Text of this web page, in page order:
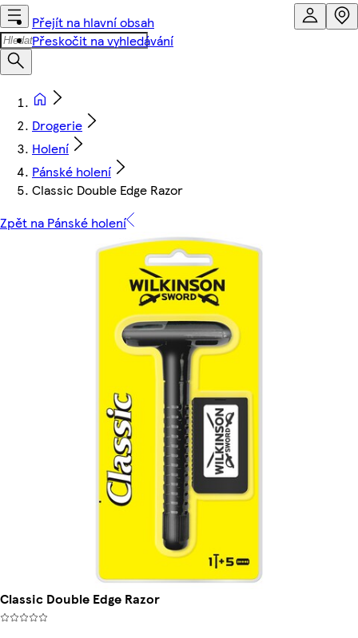
Přejít na hlavní obsah
Přeskočit na vyhledávání
Drogerie
Holení
Pánské holení
Classic Double Edge Razor
Zpět na Pánské holení
Classic Double Edge Razor